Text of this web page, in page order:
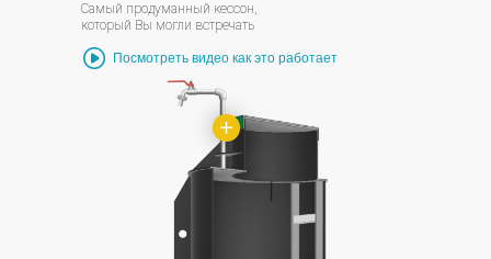
Самый продуманный кессон,
который Вы могли встречать
Посмотреть видео как это работает